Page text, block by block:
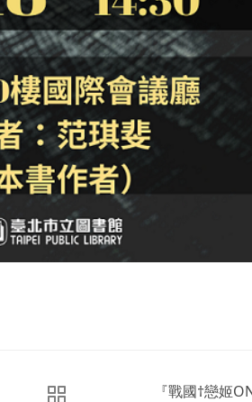
『戰國†戀姬